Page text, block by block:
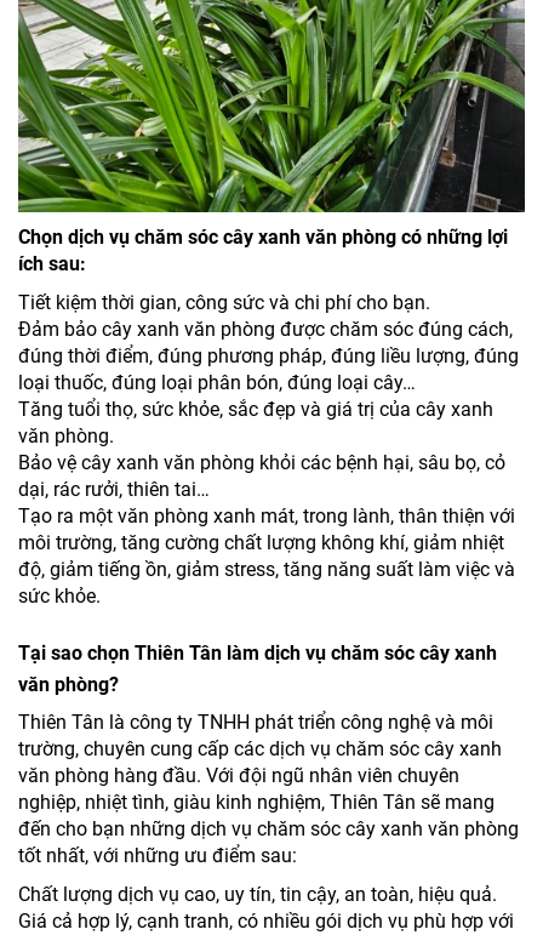
Chọn dịch vụ chăm sóc cây xanh văn phòng có những lợi
ích sau:
Tiết kiệm thời gian, công sức và chi phí cho bạn.
Đảm bảo cây xanh văn phòng được chăm sóc đúng cách,
đúng thời điểm, đúng phương pháp, đúng liều lượng, đúng
loại thuốc, đúng loại phân bón, đúng loại cây…
Tăng tuổi thọ, sức khỏe, sắc đẹp và giá trị của cây xanh
văn phòng.
Bảo vệ cây xanh văn phòng khỏi các bệnh hại, sâu bọ, cỏ
dại, rác rưởi, thiên tai…
Tạo ra một văn phòng xanh mát, trong lành, thân thiện với
môi trường, tăng cường chất lượng không khí, giảm nhiệt
độ, giảm tiếng ồn, giảm stress, tăng năng suất làm việc và
sức khỏe.
Tại sao chọn Thiên Tân làm dịch vụ chăm sóc cây xanh
văn phòng?
Thiên Tân là công ty TNHH phát triển công nghệ và môi
trường, chuyên cung cấp các dịch vụ chăm sóc cây xanh
văn phòng hàng đầu. Với đội ngũ nhân viên chuyên
nghiệp, nhiệt tình, giàu kinh nghiệm, Thiên Tân sẽ mang
đến cho bạn những dịch vụ chăm sóc cây xanh văn phòng
tốt nhất, với những ưu điểm sau:
Chất lượng dịch vụ cao, uy tín, tin cậy, an toàn, hiệu quả.
Giá cả hợp lý, cạnh tranh, có nhiều gói dịch vụ phù hợp với